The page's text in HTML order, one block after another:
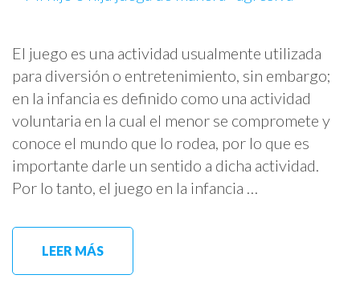
El juego es una actividad usualmente utilizada
para diversión o entretenimiento, sin embargo;
en la infancia es definido como una actividad
voluntaria en la cual el menor se compromete y
conoce el mundo que lo rodea, por lo que es
importante darle un sentido a dicha actividad.
Por lo tanto, el juego en la infancia …
LEER MÁS